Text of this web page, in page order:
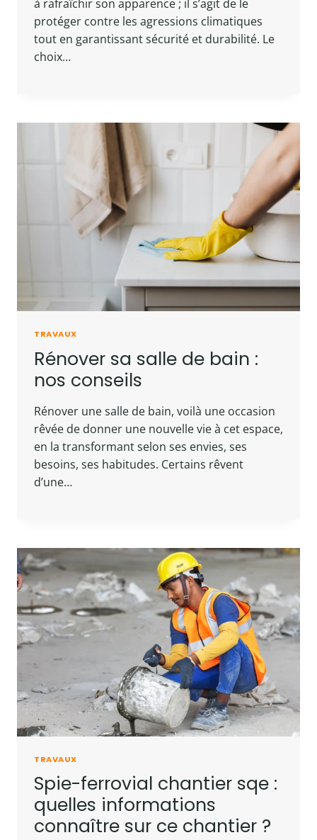
à rafraîchir son apparence ; il s’agit de le
protéger contre les agressions climatiques
tout en garantissant sécurité et durabilité. Le
choix…
TRAVAUX
Rénover sa salle de bain :
nos conseils
Rénover une salle de bain, voilà une occasion
rêvée de donner une nouvelle vie à cet espace,
en la transformant selon ses envies, ses
besoins, ses habitudes. Certains rêvent
d’une…
TRAVAUX
Spie-ferrovial chantier sqe :
quelles informations
connaître sur ce chantier ?